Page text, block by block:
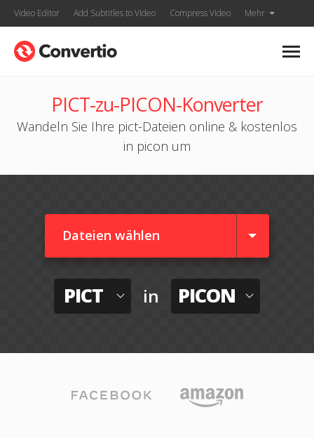
Video Editor Add Subtitles to Video Compress Video Mehr
PICT-zu-PICON-Konverter
Wandeln Sie Ihre pict-Dateien online & kostenlos
in picon um
Dateien wählen
PICT in PICON